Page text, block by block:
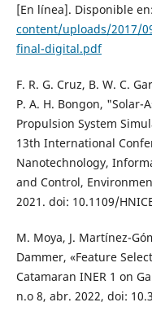
[En línea]. Disponible en:
content/uploads/2017/
final-digital.pdf
F. R. G. Cruz, B. W. C.
P. A. H. Bongon, "Solar-
Propulsion System
13th International
Nanotechnology,
and Control,
2021. doi: 10.1109/
M. Moya, J. Martínez-
Dammer, «Feature
Catamaran INER 1 on
n.o 8, abr. 2022, doi: